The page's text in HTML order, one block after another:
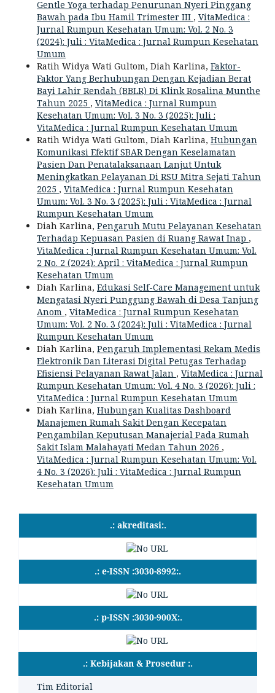
Gentle Yoga terhadap Penurunan Nyeri Pinggang
Bawah pada Ibu Hamil Trimester III , VitaMedica :
Jurnal Rumpun Kesehatan Umum: Vol. 2 No. 3
(2024): Juli : VitaMedica : Jurnal Rumpun Kesehatan
Umum
Ratih Widya Wati Gultom, Diah Karlina, Faktor-
Faktor Yang Berhubungan Dengan Kejadian Berat
Bayi Lahir Rendah (BBLR) Di Klink Rosalina Munthe
Tahun 2025 , VitaMedica : Jurnal Rumpun
Kesehatan Umum: Vol. 3 No. 3 (2025): Juli :
VitaMedica : Jurnal Rumpun Kesehatan Umum
Ratih Widya Wati Gultom, Diah Karlina, Hubungan
Komunikasi Efektif SBAR Dengan Keselamatan
Pasien Dan Penatalaksanaan Lanjut Untuk
Meningkatkan Pelayanan Di RSU Mitra Sejati Tahun
2025 , VitaMedica : Jurnal Rumpun Kesehatan
Umum: Vol. 3 No. 3 (2025): Juli : VitaMedica : Jurnal
Rumpun Kesehatan Umum
Diah Karlina, Pengaruh Mutu Pelayanan Kesehatan
Terhadap Kepuasan Pasien di Ruang Rawat Inap ,
VitaMedica : Jurnal Rumpun Kesehatan Umum: Vol.
2 No. 2 (2024): April : VitaMedica : Jurnal Rumpun
Kesehatan Umum
Diah Karlina, Edukasi Self-Care Management untuk
Mengatasi Nyeri Punggung Bawah di Desa Tanjung
Anom , VitaMedica : Jurnal Rumpun Kesehatan
Umum: Vol. 2 No. 3 (2024): Juli : VitaMedica : Jurnal
Rumpun Kesehatan Umum
Diah Karlina, Pengaruh Implementasi Rekam Medis
Elektronik Dan Literasi Digital Petugas Terhadap
Efisiensi Pelayanan Rawat Jalan , VitaMedica : Jurnal
Rumpun Kesehatan Umum: Vol. 4 No. 3 (2026): Juli :
VitaMedica : Jurnal Rumpun Kesehatan Umum
Diah Karlina, Hubungan Kualitas Dashboard
Manajemen Rumah Sakit Dengan Kecepatan
Pengambilan Keputusan Manajerial Pada Rumah
Sakit Islam Malahayati Medan Tahun 2026 ,
VitaMedica : Jurnal Rumpun Kesehatan Umum: Vol.
4 No. 3 (2026): Juli : VitaMedica : Jurnal Rumpun
Kesehatan Umum
.: akreditasi:.
.: e-ISSN :3030-8992:.
.: p-ISSN :3030-900X:.
.: Kebijakan & Prosedur :.
Tim Editorial